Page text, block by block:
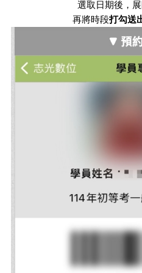
選取日期後，
再將時段打勾送